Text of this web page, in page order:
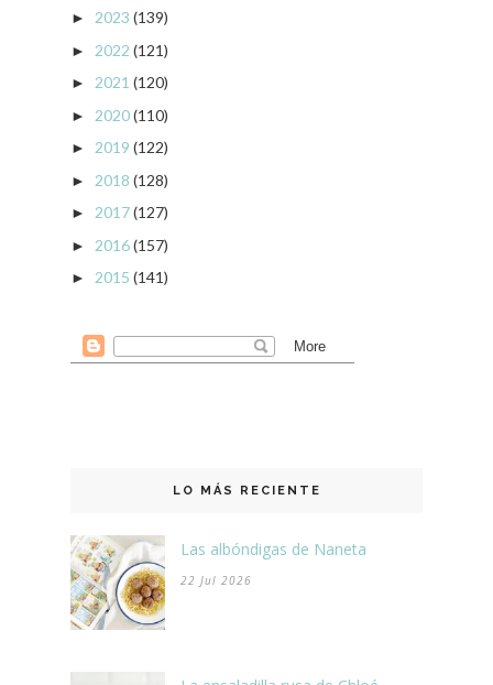
► 2023 (139)
► 2022 (121)
► 2021 (120)
► 2020(110)
► 2019 (122)
► 2018 (128)
► 2017(127)
► 2016(157)
► 2015 (141)
LO MÁS RECIENTE
Las albóndigas de Naneta
22 Jul 2026